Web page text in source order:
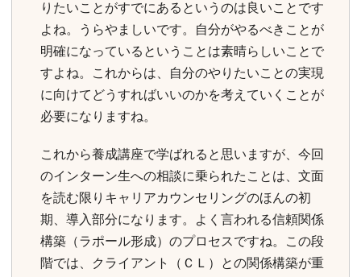
りたいことがすでにあるというのは良いことです
よね。うらやましいです。自分がやるべきことが
明確になっているということは素晴らしいことで
すよね。これからは、自分のやりたいことの実現
に向けてどうすればいいのかを考えていくことが
必要になりますね。
これから養成講座で学ばれると思いますが、今回
のインターン生への相談に乗られたことは、文面
を読む限りキャリアカウンセリングのほんの初
期、導入部分になります。よく言われる信頼関係
構築（ラポール形成）のプロセスですね。この段
階では、クライアント（ＣＬ）との関係構築が重